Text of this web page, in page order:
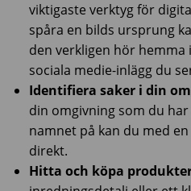
viktigaste verktyg för
spåra en bilds ursprung
den verkligen hör
sociala medie-inlägg du
Identifiera saker i din
din omgivning som du
namnet på kan du med
direkt.
Hitta och köpa